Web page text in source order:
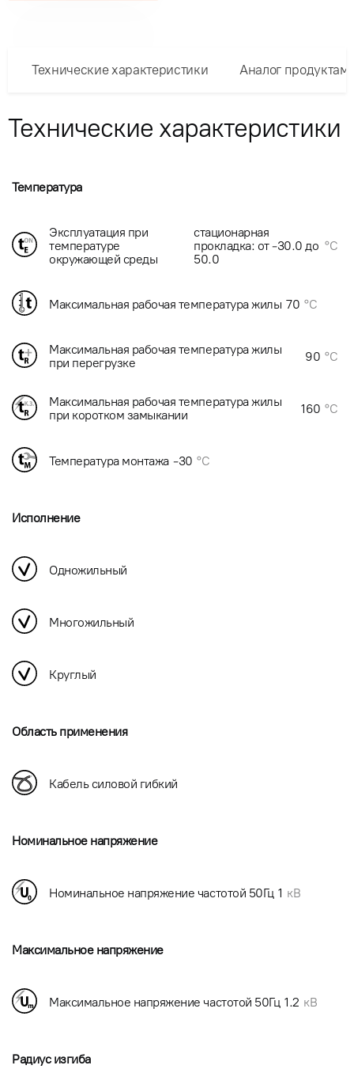
Технические характеристики Аналог
Технические характеристики
Температура
Эксплуатация при
температуре
окружающей среды
стационарная
прокладка: от -30.0 до
50.0
°C
Максимальная рабочая температура жилы 70 °C
Максимальная рабочая температура жилы
при перегрузке
90 °C
Максимальная рабочая температура жилы
при коротком замыкании
160 °C
Температура монтажа -30 °C
Исполнение
Одножильный
Многожильный
Круглый
Область применения
Кабель силовой гибкий
Номинальное напряжение
Номинальное напряжение частотой 50Гц 1 кВ
Максимальное напряжение
Максимальное напряжение частотой 50Гц 1.2 кВ
Радиус изгиба